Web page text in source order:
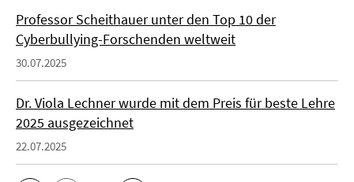
Professor Scheithauer unter den Top 10 der
Cyberbullying-Forschenden weltweit
30.07.2025
Dr. Viola Lechner wurde mit dem Preis für beste Lehre
2025 ausgezeichnet
22.07.2025